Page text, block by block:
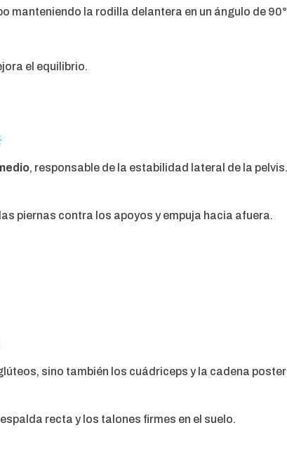
manteniendo la rodilla delantera en un ángulo de
el equilibrio.
, responsable de la estabilidad lateral de la pelvis.
piernas contra los apoyos y empuja hacia afuera.
sino también los cuádriceps y la cadena
recta y los talones firmes en el suelo.